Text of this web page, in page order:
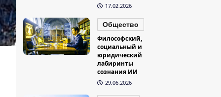
17.02.2026
Общество
Философский,
социальный и
юридический
лабиринты
сознания ИИ
29.06.2026